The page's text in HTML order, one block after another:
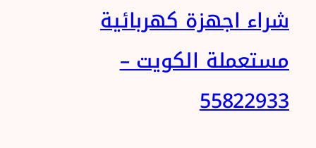
شراء اجهزة كهربائية
مستعملة الكويت –
55822933